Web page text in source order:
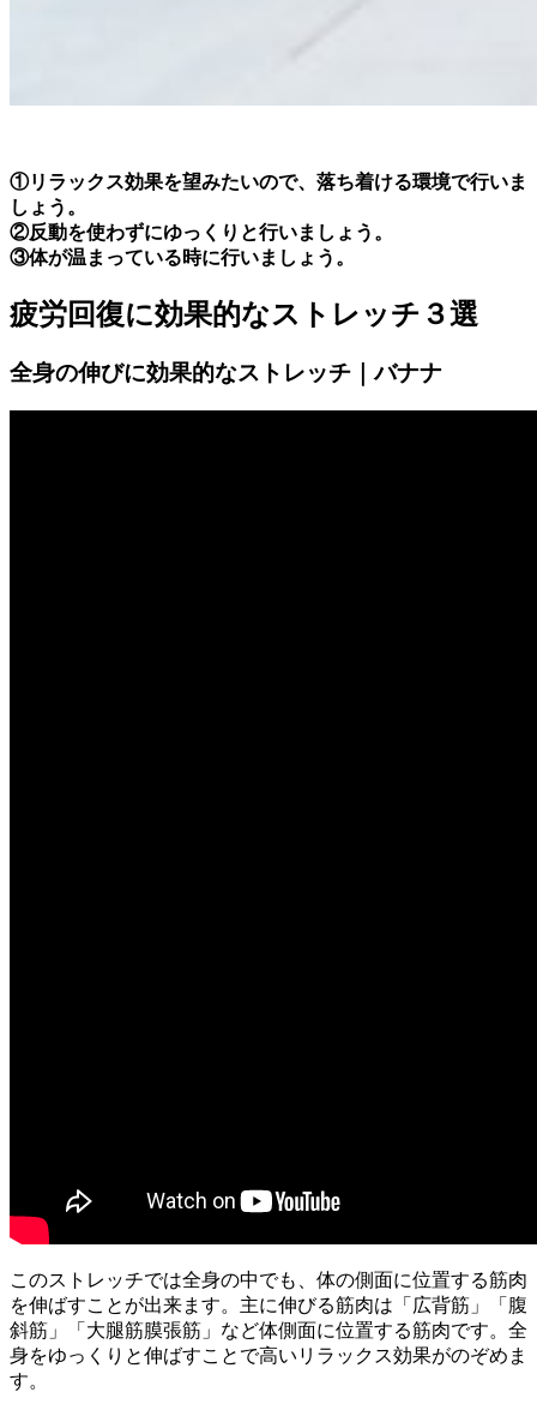
①リラックス効果を望みたいので、落ち着ける環境で行いま
しょう。
②反動を使わずにゆっくりと行いましょう。
③体が温まっている時に行いましょう。
疲労回復に効果的なストレッチ３選
全身の伸びに効果的なストレッチ｜バナナ
このストレッチでは全身の中でも、体の側面に位置する筋肉
を伸ばすことが出来ます。 主に伸びる筋肉は「広背筋」「腹
斜筋」「大腿筋膜張筋」 など体側面に位置する筋肉です。全
身をゆっくりと伸ばすことで高いリラックス効果がのぞめま
す。